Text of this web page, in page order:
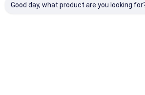
Runsheng Packing Industry Co.,Ltd. All
Good day, what product are you looking